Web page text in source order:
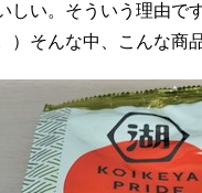
しい。そういう理由で
）そんな中、こんな商